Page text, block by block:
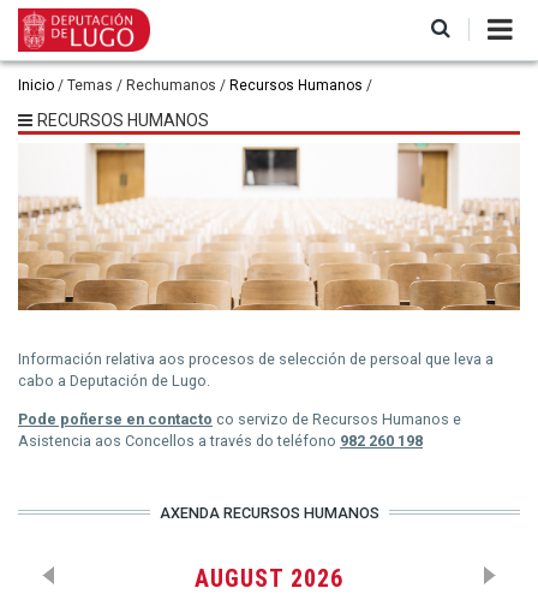
contido
principal
Miga
de
Inicio Temas Rechumanos Recursos Humanos
RECURSOS HUMANOS
Información relativa aos procesos de selección de persoal que leva a
cabo a Deputación de Lugo.
Pode poñerse en contacto co servizo de Recursos Humanos e
Asistencia aos Concellos a través do teléfono 982 260 198
AXENDA RECURSOS HUMANOS
AUGUST 2026